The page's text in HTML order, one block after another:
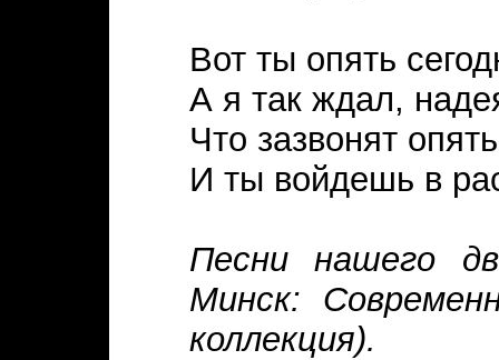
Вот ты опять
А я так ждал,
Что зазвонят
И ты войдешь в
Песни нашего
Минск:
коллекция).